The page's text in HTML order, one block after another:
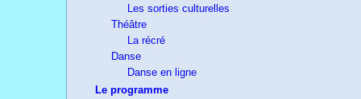
Les sorties culturelles
Théâtre
La récré
Danse
Danse en ligne
Le programme